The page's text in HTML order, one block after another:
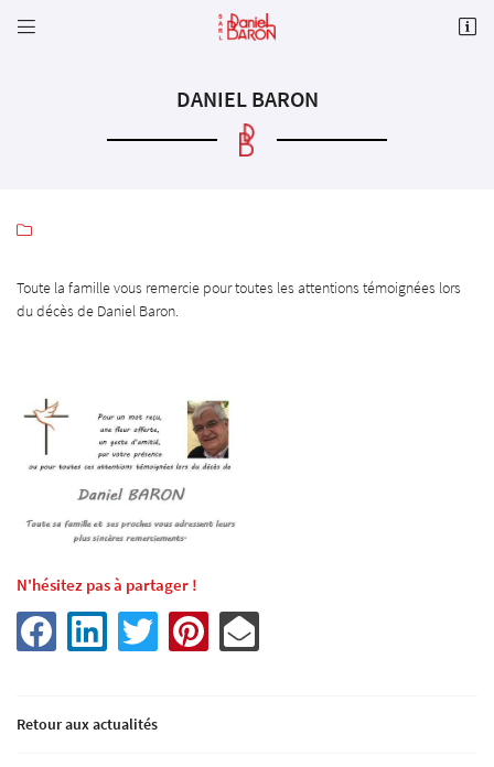
 

Rafraîchir le captcha
En cochant cette case, vous consentez à recevoir nos propositions commerciales à l'adresse
email indiqué ci-dessus. Vous pouvez vous désinscrire à tout moment en utilisant
DANIEL BARON

Toute la famille vous remercie pour toutes les attentions témoignées lors
du décès de Daniel Baron.
N'hésitez pas à partager !
Retour aux actualités